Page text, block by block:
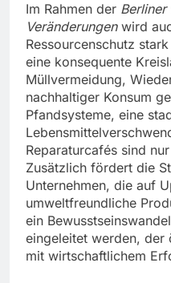
Im Rahmen der
Veränderungenwird
Ressourcenschutz
eine konsequente
Müllvermeidung,
nachhaltiger Konsum
Pfandsysteme, eine
Reparaturcafés sind
Zusätzlich fördert die
Unternehmen, die auf
umweltfreundliche
ein
eingeleitet werden,
mit wirtschaftlichem